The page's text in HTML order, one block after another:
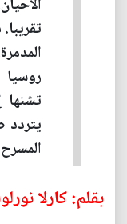
روسيا
تشنها
بقلم: كارلا